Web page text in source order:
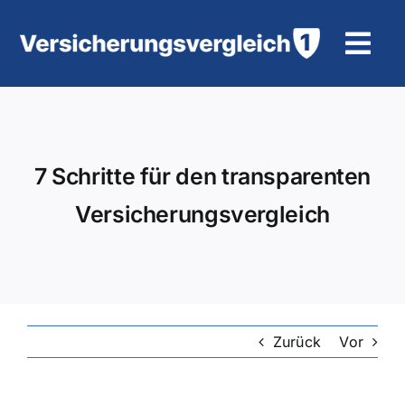
Inhalt
Motorradversicherung
7 Schritte für den transparenten
Versicherungsvergleich
Zurück Vor